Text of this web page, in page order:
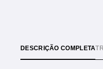
DESCRIÇÃO COMPLETA